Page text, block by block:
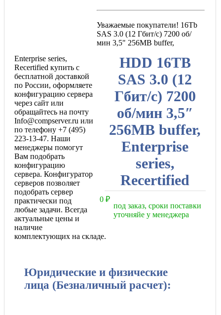
HDD 16TB
SAS 3.0 (12
Гбит/с) 7200
об/мин 3,5″
256MB buffer,
Enterprise
series,
Recertified
0 ₽
под заказ, сроки поставки
уточняйе у менеджера
Уважаемые покупатели! 16Tb
SAS 3.0 (12 Гбит/с) 7200 об/
мин 3,5" 256MB buffer,
Enterprise series,
Recertified купить с
бесплатной доставкой
по России, оформляете
конфигурацию сервера
через сайт или
обращайтесь на почту
Info@compserver.ru или
по телефону +7 (495)
223-13-47. Наши
менеджеры помогут
Вам подобрать
конфигурацию
сервера. Конфигуратор
серверов позволяет
подобрать сервер
практически под
любые задачи. Всегда
актуальные цены и
наличие
комплектующих на складе.
Юридические и физические
лица (Безналичный расчет):